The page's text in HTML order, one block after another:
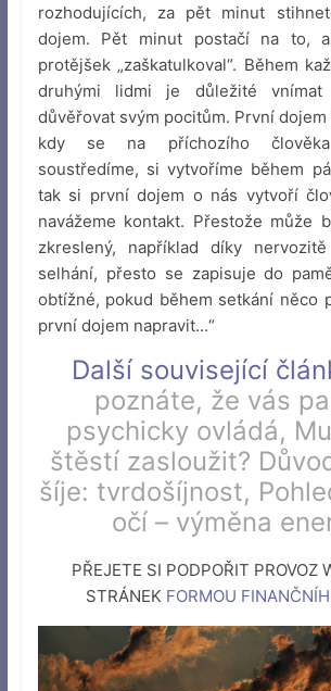
rozhodujících, za pět minut
dojem. Pět minut postačí na to,
protějšek „zaškatulkoval“. Během
druhými lidmi je důležité
důvěřovat svým pocitům. První
kdy se na příchozího člověka
soustředíme, si vytvoříme během
tak si první dojem o nás vytvoří
navážeme kontakt. Přestože může
zkreslený, například díky
selhání, přesto se zapisuje do
obtížné, pokud během setkání něco
první dojem napravit…“
Další související
poznáte, že vás
psychicky ovládá,
štěstí zasloužit?
šíje: tvrdošíjnost,
očí – výměna
PŘEJETE SI PODPOŘIT PROVOZ
STRÁNEK FORMOU